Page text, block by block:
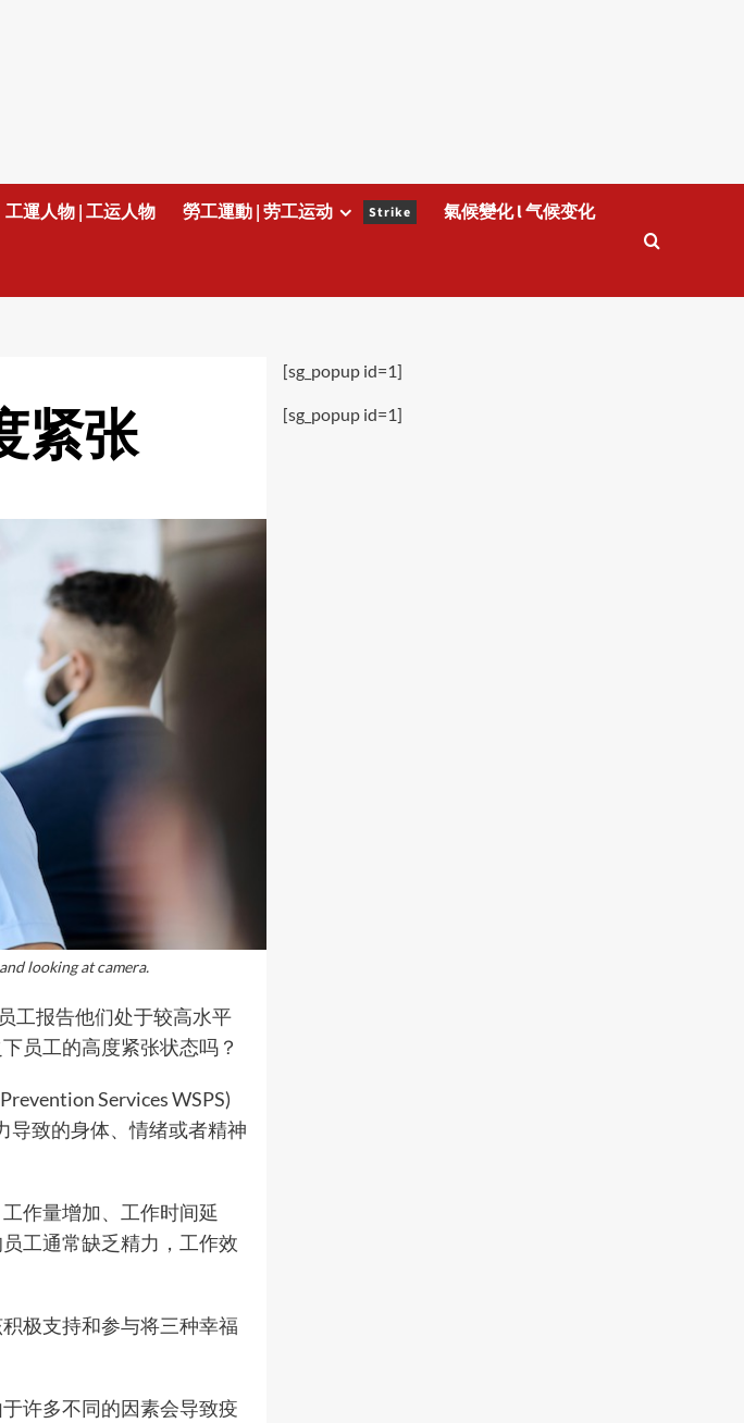
工運人物 | 工运人物 勞工運動 | 劳工运动 Strike 氣候變化 l 气候变化
紧张
looking at camera.
工报告他们处于较高水平
员工的高度紧张状态吗？
Services WSPS)
导致的身体、情绪或者精神
作量增加、工作时间延
工通常缺乏精力，工作效
极支持和参与将三种幸福
许多不同的因素会导致疫
[sg_popup id=1]
[sg_popup id=1]